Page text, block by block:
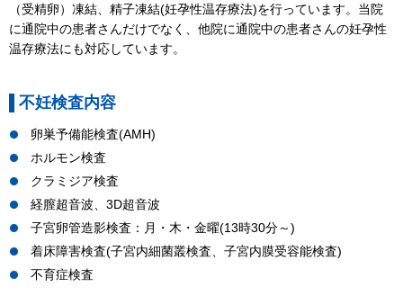
（受精卵）凍結、精子凍結(妊孕性温存療法)を行っています。当院
に通院中の患者さんだけでなく、他院に通院中の患者さんの妊孕性
温存療法にも対応しています。
不妊検査内容
卵巣予備能検査(AMH)
ホルモン検査
クラミジア検査
経膣超音波、3D超音波
子宮卵管造影検査：月・木・金曜(13時30分～)
着床障害検査(子宮内細菌叢検査、子宮内膜受容能検査)
不育症検査